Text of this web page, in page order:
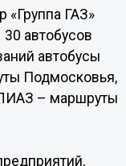
«Группа ГАЗ»
автобусов
автобусы
Подмосковья,
– маршруты